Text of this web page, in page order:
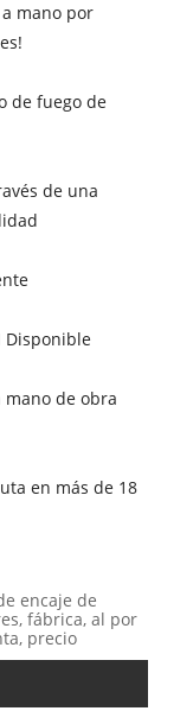
a mano por
de fuego de
de una
Disponible
mano de obra
en más de 18
encaje de
fábrica, al por
precio